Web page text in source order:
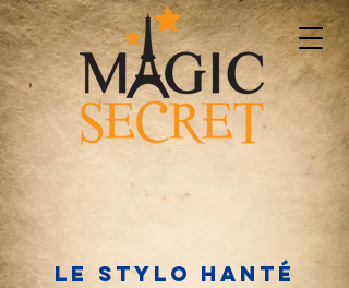
Le STYLO hanté